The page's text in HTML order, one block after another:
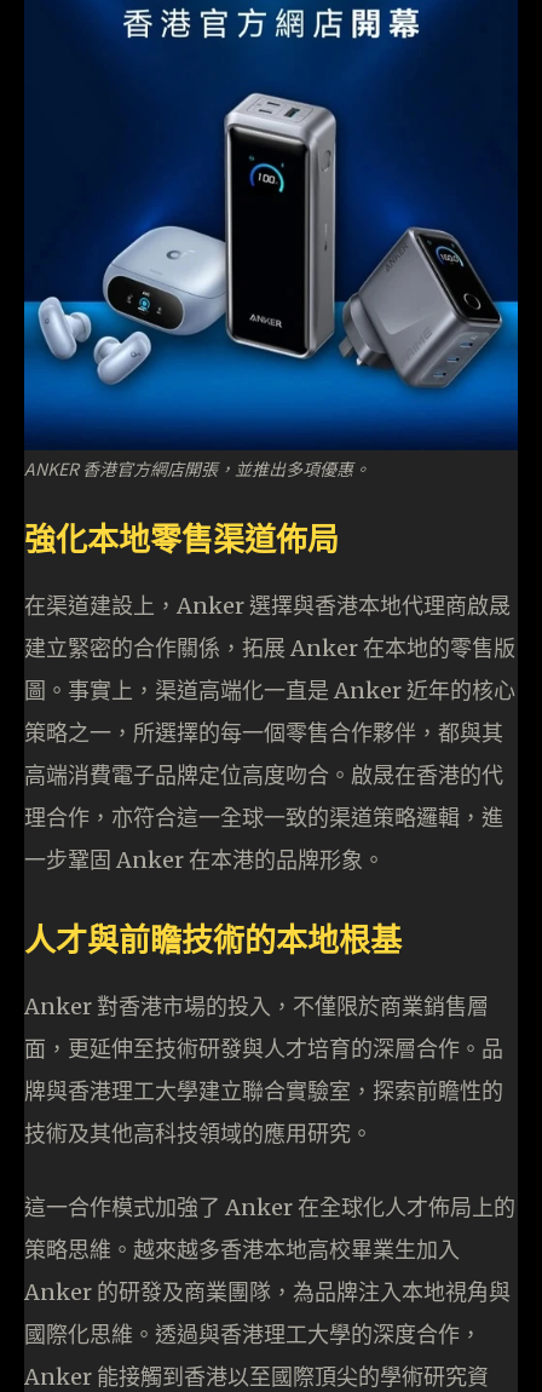
ANKER 香港官方網店開張，並推出多項優惠。
強化本地零售渠道佈局
在渠道建設上，Anker 選擇與香港本地代理商啟晟
建立緊密的合作關係，拓展 Anker 在本地的零售版
圖。事實上，渠道高端化一直是 Anker 近年的核心
策略之一，所選擇的每一個零售合作夥伴，都與其
高端消費電子品牌定位高度吻合。啟晟在香港的代
理合作，亦符合這一全球一致的渠道策略邏輯，進
一步鞏固 Anker 在本港的品牌形象。
人才與前瞻技術的本地根基
Anker 對香港市場的投入，不僅限於商業銷售層
面，更延伸至技術研發與人才培育的深層合作。品
牌與香港理工大學建立聯合實驗室，探索前瞻性的
技術及其他高科技領域的應用研究。
這一合作模式加強了 Anker 在全球化人才佈局上的
策略思維。越來越多香港本地高校畢業生加入
Anker 的研發及商業團隊，為品牌注入本地視角與
國際化思維。透過與香港理工大學的深度合作，
Anker 能接觸到香港以至國際頂尖的學術研究資